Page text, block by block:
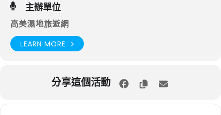
主辦單位
高美濕地旅遊網
LEARN MORE
分享這個活動